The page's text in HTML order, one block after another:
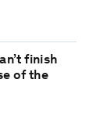
finish
of the